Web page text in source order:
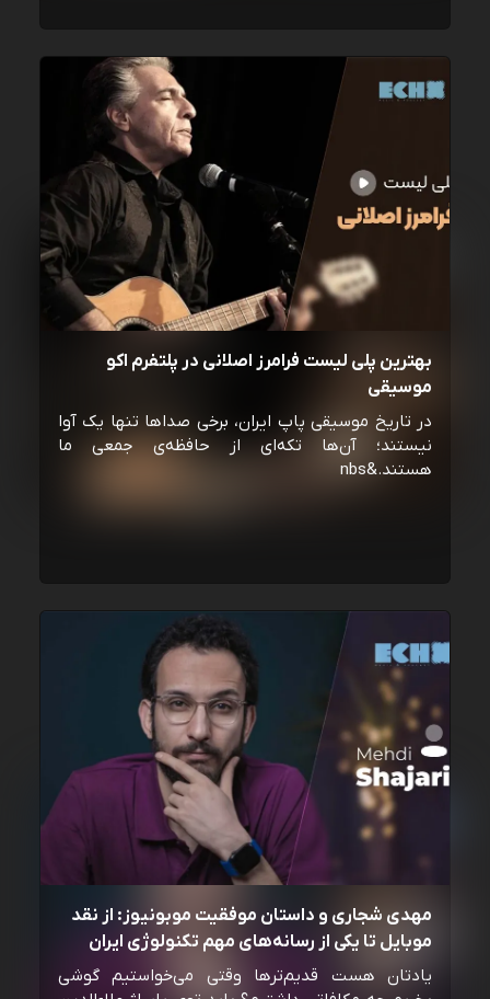
بهترین پلی لیست فرامرز اصلانی در پلتفرم اکو
موسیقی
در تاریخ موسیقی پاپ ایران، برخی صداها تنها یک آوا
نیستند؛ آن‌ها تکه‌ای از حافظه‌ی جمعی ما
هستند.&nbs
مهدی شجاری و داستان موفقیت موبونیوز: از نقد
موبایل تا یکی از رسانه‌‌های مهم تکنولوژی ایران
یادتان هست قدیم‌ترها وقتی می‌خواستیم گوشی